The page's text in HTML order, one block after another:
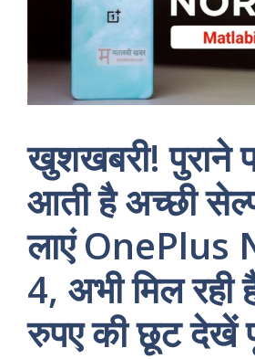
खुशखबरी! पुराने
आती है अच्छी
लाएं OnePlus
4, अभी मिल रही
रुपए की छूट देखें